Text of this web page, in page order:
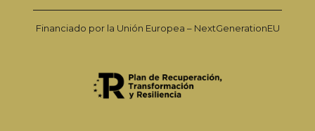
Financiado por la Unión Europea – NextGenerationEU